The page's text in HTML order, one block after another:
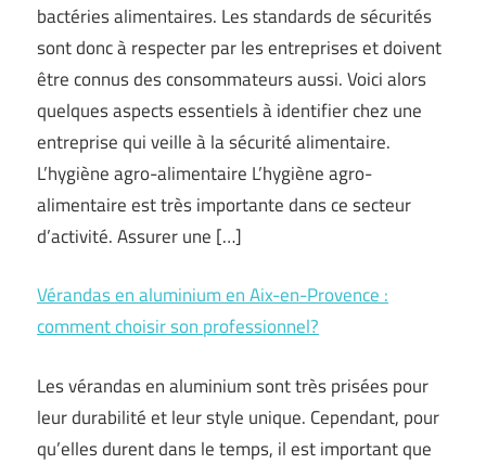
bactéries alimentaires. Les standards de sécurités
sont donc à respecter par les entreprises et doivent
être connus des consommateurs aussi. Voici alors
quelques aspects essentiels à identifier chez une
entreprise qui veille à la sécurité alimentaire.
L’hygiène agro-alimentaire L’hygiène agro-
alimentaire est très importante dans ce secteur
d’activité. Assurer une […]
Vérandas en aluminium en Aix-en-Provence :
comment choisir son professionnel?
Les vérandas en aluminium sont très prisées pour
leur durabilité et leur style unique. Cependant, pour
qu’elles durent dans le temps, il est important que